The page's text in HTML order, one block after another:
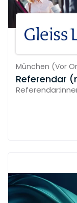
München (Vor
Referendar